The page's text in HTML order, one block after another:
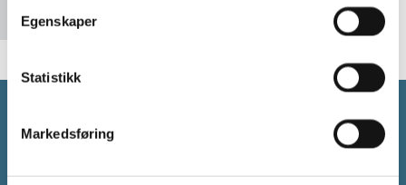
Egenskaper
Statistikk
Markedsføring